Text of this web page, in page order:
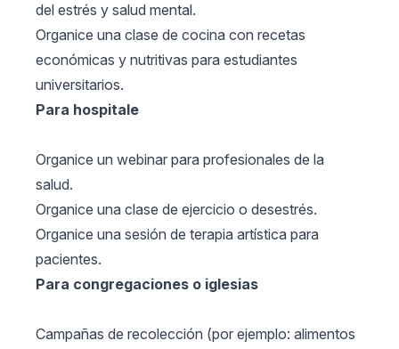
del estrés y salud mental.
Organice una clase de cocina con recetas
económicas y nutritivas para estudiantes
universitarios.
Para hospitale
Organice un webinar para profesionales de la
salud.
Organice una clase de ejercicio o desestrés.
Organice una sesión de terapia artística para
pacientes.
Para congregaciones o iglesias
Campañas de recolección (por ejemplo: alimentos